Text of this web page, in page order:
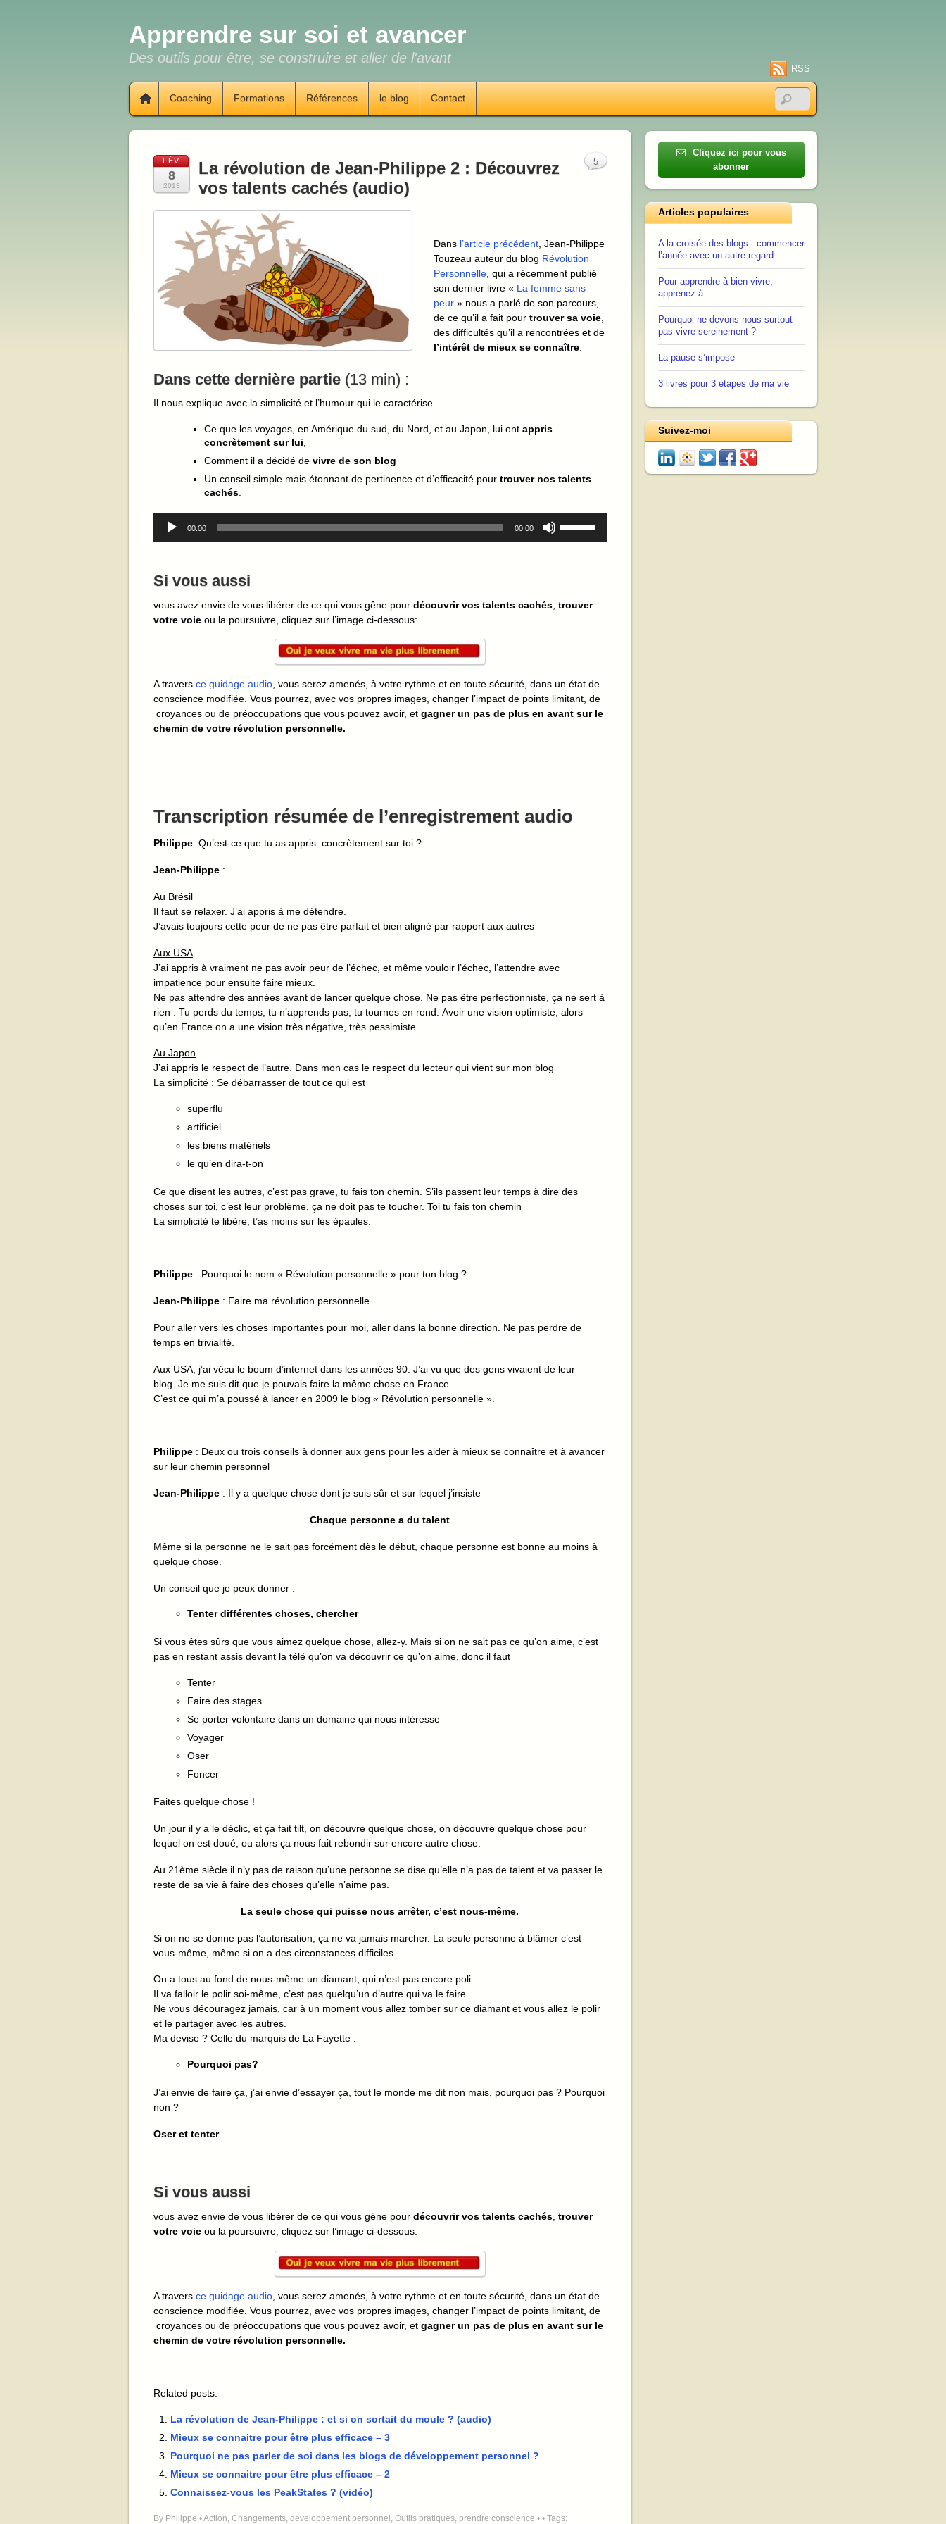
Apprendre sur soi et avancer
Des outils pour être, se construire et aller de l'avant
RSS
Coaching Formations Références le blog Contact
FÉV
8
2013
La révolution de Jean-Philippe 2 : Découvrez
vos talents cachés (audio)
Dans l’article précédent , Jean-Philippe
Touzeau auteur du blog Révolution
Personnelle , qui a récemment publié
son dernier livre « La femme sans
peur » nous a parlé de son parcours,
de ce qu’il a fait pour trouver sa voie
des difficultés qu’il a rencontrées et de
l’intérêt de mieux se connaître
Dans cette dernière partie (13 min) :
Il nous explique avec la simplicité et l’humour qui le caractérise
Ce que les voyages, en Amérique du sud, du Nord, et au Japon, lui ont appris
concrètement sur lui
Comment il a décidé de vivre de son blog
Un conseil simple mais étonnant de pertinence et d’efficacité pour trouver nos talents
cachés
Lecteur
audio
00:00 00:00
ou
Si vous aussi
vous avez envie de vous libérer de ce qui vous gêne pour découvrir vos talents cachés trouver
votre voie ou la poursuivre, cliquez sur l’image ci-dessous:
A travers ce guidage audio, vous serez amenés, à votre rythme et en toute sécurité, dans un état de
conscience modifiée. Vous pourrez, avec vos propres images, changer l’impact de points limitant, de
croyances ou de préoccupations que vous pouvez avoir, et gagner un pas de plus en avant sur le
chemin de votre révolution personnelle.
Transcription résumée de l’enregistrement audio
Philippe: Qu’est-ce que tu as appris concrètement sur toi ?
Jean-Philippe :
Au Brésil
Il faut se relaxer. J’ai appris à me détendre.
J’avais toujours cette peur de ne pas être parfait et bien aligné par rapport aux autres
Aux USA
J’ai appris à vraiment ne pas avoir peur de l’échec, et même vouloir l’échec, l’attendre avec
impatience pour ensuite faire mieux.
Ne pas attendre des années avant de lancer quelque chose. Ne pas être perfectionniste, ça ne sert à
rien : Tu perds du temps, tu n’apprends pas, tu tournes en rond. Avoir une vision optimiste, alors
qu’en France on a une vision très négative, très pessimiste.
Au Japon
J’ai appris le respect de l’autre. Dans mon cas le respect du lecteur qui vient sur mon blog
La simplicité : Se débarrasser de tout ce qui est
superflu
artificiel
les biens matériels
le qu’en dira-t-on
Ce que disent les autres, c’est pas grave, tu fais ton chemin. S’ils passent leur temps à dire des
choses sur toi, c’est leur problème, ça ne doit pas te toucher. Toi tu fais ton chemin
La simplicité te libère, t’as moins sur les épaules.
Philippe : Pourquoi le nom « Révolution personnelle » pour ton blog ?
Jean-Philippe : Faire ma révolution personnelle
Pour aller vers les choses importantes pour moi, aller dans la bonne direction. Ne pas perdre de
temps en trivialité.
Aux USA, j’ai vécu le boum d’internet dans les années 90. J’ai vu que des gens vivaient de leur
blog. Je me suis dit que je pouvais faire la même chose en France.
C’est ce qui m’a poussé à lancer en 2009 le blog « Révolution personnelle ».
Philippe : Deux ou trois conseils à donner aux gens pour les aider à mieux se connaître et à avancer
sur leur chemin personnel
Jean-Philippe : Il y a quelque chose dont je suis sûr et sur lequel j’insiste
Chaque personne a du talent
Même si la personne ne le sait pas forcément dès le début, chaque personne est bonne au moins à
quelque chose.
Un conseil que je peux donner :
Tenter différentes choses, chercher
Si vous êtes sûrs que vous aimez quelque chose, allez-y. Mais si on ne sait pas ce qu’on aime, c’est
pas en restant assis devant la télé qu’on va découvrir ce qu’on aime, donc il faut
Tenter
Faire des stages
Se porter volontaire dans un domaine qui nous intéresse
Voyager
Oser
Foncer
Faites quelque chose !
Un jour il y a le déclic, et ça fait tilt, on découvre quelque chose, on découvre quelque chose pour
lequel on est doué, ou alors ça nous fait rebondir sur encore autre chose.
Au 21ème siècle il n’y pas de raison qu’une personne se dise qu’elle n’a pas de talent et va passer le
reste de sa vie à faire des choses qu’elle n’aime pas.
La seule chose qui puisse nous arrêter, c’est nous-même.
Si on ne se donne pas l’autorisation, ça ne va jamais marcher. La seule personne à blâmer c’est
vous-même, même si on a des circonstances difficiles.
On a tous au fond de nous-même un diamant, qui n’est pas encore poli.
Il va falloir le polir soi-même, c’est pas quelqu’un d’autre qui va le faire.
Ne vous découragez jamais, car à un moment vous allez tomber sur ce diamant et vous allez le polir
et le partager avec les autres.
Ma devise ? Celle du marquis de La Fayette :
Pourquoi pas?
J’ai envie de faire ça, j’ai envie d’essayer ça, tout le monde me dit non mais, pourquoi pas ? Pourquoi
non ?
Oser et tenter
Si vous aussi
vous avez envie de vous libérer de ce qui vous gêne pour découvrir vos talents cachés trouver
votre voie ou la poursuivre, cliquez sur l’image ci-dessous:
A travers ce guidage audio , vous serez amenés, à votre rythme et en toute sécurité, dans un état de
conscience modifiée. Vous pourrez, avec vos propres images, changer l’impact de points limitant, de
croyances ou de préoccupations que vous pouvez avoir, et gagner un pas de plus en avant sur le
chemin de votre révolution personnelle.
Related posts:
La révolution de Jean-Philippe : et si on sortait du moule ? (audio)
Mieux se connaitre pour être plus efficace – 3
Pourquoi ne pas parler de soi dans les blogs de développement personnel ?
Mieux se connaitre pour être plus efficace – 2
Connaissez-vous les PeakStates ? (vidéo)
By Philippe •Action Changements developpement personnel Outils pratiques prendre conscience •
5
• Tags:
Cliquez ici pour vous
abonner
Articles populaires
A la croisée des blogs : commencer
l’année avec un autre regard…
Pour apprendre à bien vivre,
apprenez à…
Pourquoi ne devons-nous surtout
pas vivre sereinement ?
La pause s’impose
3 livres pour 3 étapes de ma vie
Suivez-moi